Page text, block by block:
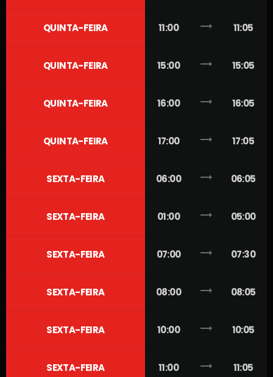
QUINTA-FEIRA 11:00 trending_flat 11:05
QUINTA-FEIRA 15:00 trending_flat 15:05
QUINTA-FEIRA 16:00 trending_flat 16:05
QUINTA-FEIRA 17:00 trending_flat 17:05
SEXTA-FEIRA 06:00 trending_flat 06:05
SEXTA-FEIRA 01:00 trending_flat 05:00
SEXTA-FEIRA 07:00 trending_flat 07:30
SEXTA-FEIRA 08:00 trending_flat 08:05
SEXTA-FEIRA 10:00 trending_flat 10:05
SEXTA-FEIRA 11:00 trending_flat 11:05